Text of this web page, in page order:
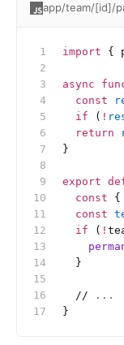
app/team/[id]/
import {
async
  const
  if
( !
  return
}
export
  const
{
  const
  if
( !
  }
  //
...
}